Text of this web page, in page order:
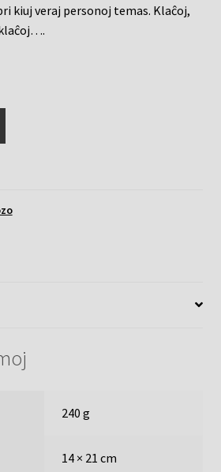
kiuj veraj personoj temas. Klaĉoj,
240 g
14 × 21 cm